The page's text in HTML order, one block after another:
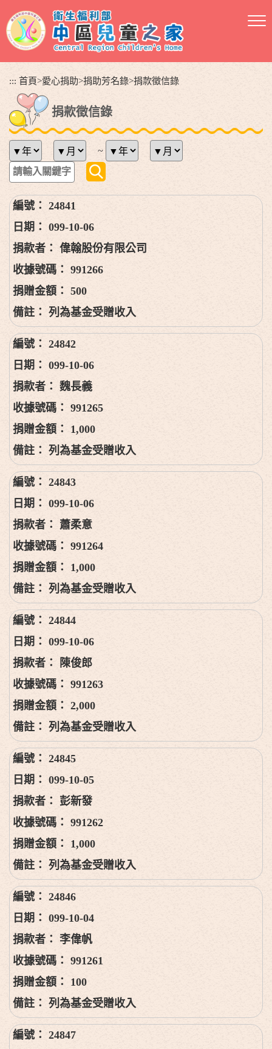
到
主
::: 首頁>愛心捐助>捐助芳名錄>捐款徵信錄
捐款徵信錄
~
24841
099-10-06
偉翰股份有限公司
991266
500
列為基金受贈收入
24842
099-10-06
魏長義
991265
1,000
列為基金受贈收入
24843
099-10-06
蕭柔意
991264
1,000
列為基金受贈收入
24844
099-10-06
陳俊郎
991263
2,000
列為基金受贈收入
24845
099-10-05
彭新發
991262
1,000
列為基金受贈收入
24846
099-10-04
李偉帆
991261
100
列為基金受贈收入
24847